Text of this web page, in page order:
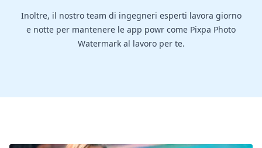
Inoltre, il nostro team di ingegneri esperti lavora giorno
e notte per mantenere le app powr come Pixpa Photo
Watermark al lavoro per te.